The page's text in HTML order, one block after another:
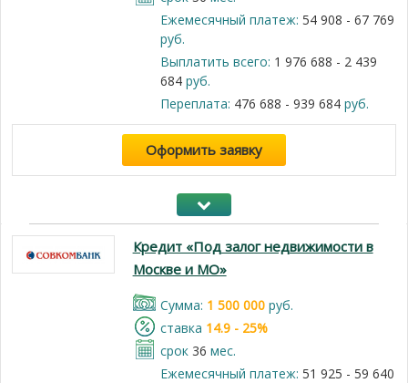
Ежемесячный платеж: 54 908 - 67 769
руб.
Выплатить всего: 1 976 688 - 2 439
684руб.
Переплата: 476 688 - 939 684руб.
Оформить заявку
Кредит «Под залог недвижимости в
Москве и МО»
Cумма: 1 500 000руб.
cтавка 14.9 - 25%
срок 36 мес.
Ежемесячный платеж: 51 925 - 59 640